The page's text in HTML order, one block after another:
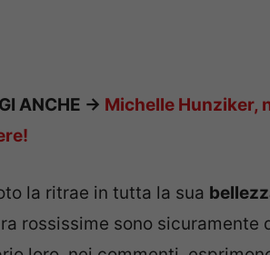
ANCHE -> Michelle Hunziker,
la ritrae in tutta la sua
rossissime sono sicuramente